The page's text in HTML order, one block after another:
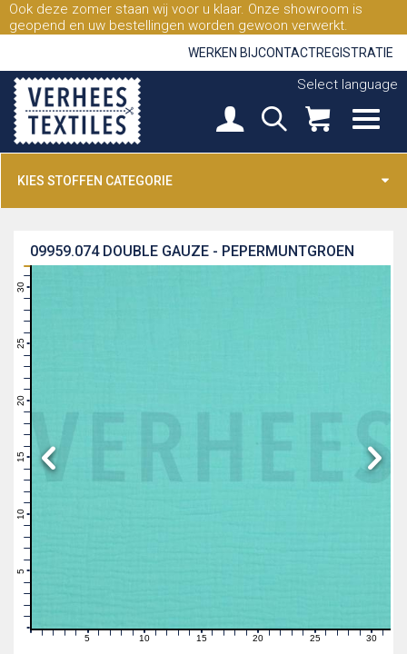
Ook deze zomer staan wij voor u klaar. Onze showroom is
geopend en uw bestellingen worden gewoon verwerkt.
WERKEN BIJCONTACTREGISTRATIE
Select language
KIES STOFFEN CATEGORIE
DOUBLE GAUZE - PEPERMUNTGROEN
09959.074
11
16
21
26
1 2 3 4 6 7 89 11121314 16171819 21222324 26272829 31